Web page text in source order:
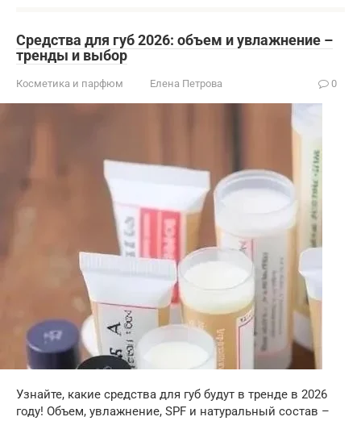
Средства для губ 2026: объем и увлажнение –
тренды и выбор
Косметика и парфюм Елена Петрова 0
Узнайте, какие средства для губ будут в тренде в 2026
году! Объем, увлажнение, SPF и натуральный состав –